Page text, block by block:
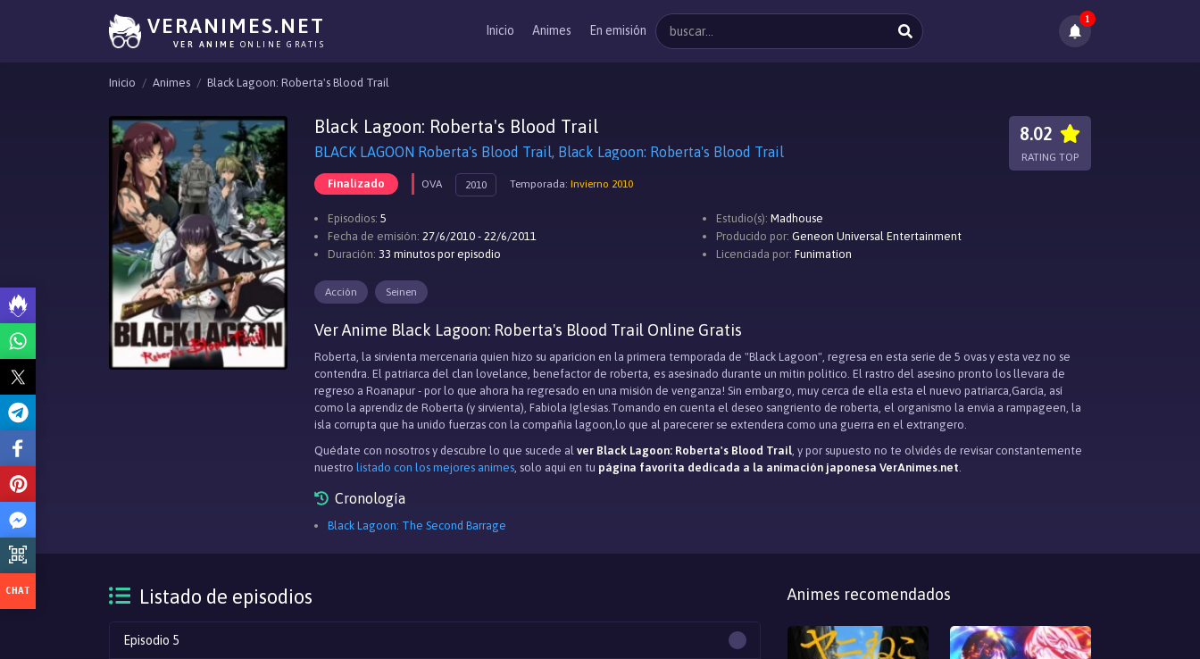
VERANIMES.NET
VER ANIME ONLINE GRATIS
Inicio Animes En emisión
1
Inicio Animes Black Lagoon: Roberta's Blood Trail
Black Lagoon: Roberta's Blood Trail
BLACK LAGOON Roberta's Blood Trail, Black Lagoon: Roberta's Blood Trail
Finalizado OVA 2010 Temporada: Invierno 2010
8.02
RATING TOP
Episodios: 5
Fecha de emisión: 27/6/2010 - 22/6/2011
Duración: 33 minutos por episodio
Estudio(s): Madhouse
Producido por: Geneon Universal Entertainment
Licenciada por: Funimation
Acción Seinen
Ver Anime Black Lagoon: Roberta's Blood Trail Online Gratis
Roberta, la sirvienta mercenaria quien hizo su aparicion en la primera temporada de "Black Lagoon", regresa en esta serie de 5 ovas y esta vez no se
contendra. El patriarca del clan lovelance, benefactor de roberta, es asesinado durante un mitin politico. El rastro del asesino pronto los llevara de
regreso a Roanapur - por lo que ahora ha regresado en una misión de venganza! Sin embargo, muy cerca de ella esta el nuevo patriarca,García, así
como la aprendiz de Roberta (y sirvienta), Fabiola Iglesias.Tomando en cuenta el deseo sangriento de roberta, el organismo la envia a rampageen, la
isla corrupta que ha unido fuerzas con la compañia lagoon,lo que al parecerer se extendera como una guerra en el extrangero.
Quédate con nosotros y descubre lo que sucede al ver Black Lagoon: Roberta's Blood Trail, y por supuesto no te olvidés de revisar constantemente
nuestro listado con los mejores animes, solo aqui en tu página favorita dedicada a la animación japonesa VerAnimes.net.
Cronología
Black Lagoon: The Second Barrage
Listado de episodios
Episodio 5
Animes recomendados